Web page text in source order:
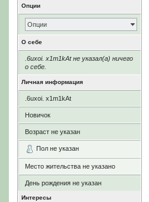
Опции
Опции
О себе
.6uxoi. x1m1kAt не указал(а) ничего
о себе.
Личная информация
.6uxoi. x1m1kAt
Новичок
Возраст не указан
Пол не указан
Место жительства не указано
День рождения не указан
Интересы